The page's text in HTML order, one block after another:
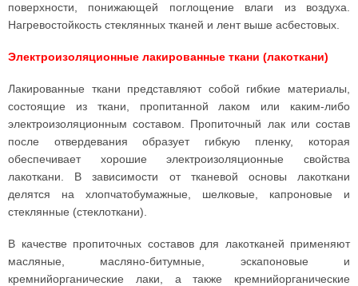
поверхности, понижающей поглощение влаги из воздуха.
Нагревостойкость стеклянных тканей и лент выше асбестовых.
Электроизоляционные лакированные ткани (лакоткани)
Лакированные ткани представляют собой гибкие материалы,
состоящие из ткани, пропитанной лаком или каким-либо
электроизоляционным составом. Пропиточный лак или состав
после отвердевания образует гибкую пленку, которая
обеспечивает хорошие электроизоляционные свойства
лакоткани. В зависимости от тканевой основы лакоткани
делятся на хлопчатобумажные, шелковые, капроновые и
стеклянные (стеклоткани).
В качестве пропиточных составов для лакотканей применяют
масляные, масляно-битумные, эскапоновые и
кремнийорганические лаки, а также кремнийорганические